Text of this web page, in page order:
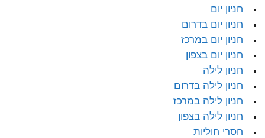
חניון יום
חניון יום בדרום
חניון יום במרכז
חניון יום בצפון
חניון לילה
חניון לילה בדרום
חניון לילה במרכז
חניון לילה בצפון
חסרי חוליות